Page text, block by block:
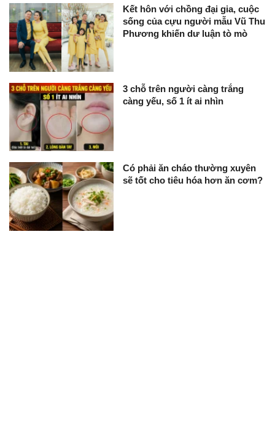
Kết hôn với chồng đại gia, cuộc
sống của cựu người mẫu Vũ Thu
Phương khiến dư luận tò mò
3 chỗ trên người càng trắng
càng yếu, số 1 ít ai nhìn
Có phải ăn cháo thường xuyên
sẽ tốt cho tiêu hóa hơn ăn cơm?